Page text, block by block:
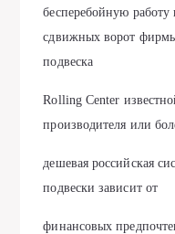
бесперебойную
сдвижных ворот
подвеска
Rolling Center
производителя или
дешевая российская
подвески зависит от
финансовых